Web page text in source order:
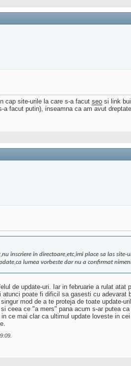
cap site-urile la care s-a facut seo si link
a facut putin), inseamna ca am avut
inscriere in directoare,etc,imi place sa las
lumea vorbeste dar nu a confirmat
de update-uri. Iar in februarie a rulat
poate fi dificil sa gasesti cu adevarat
mod de a te proteja de toate
ceea ce "a mers" pana acum s-ar putea
ce mai clar ca ultimul update loveste in